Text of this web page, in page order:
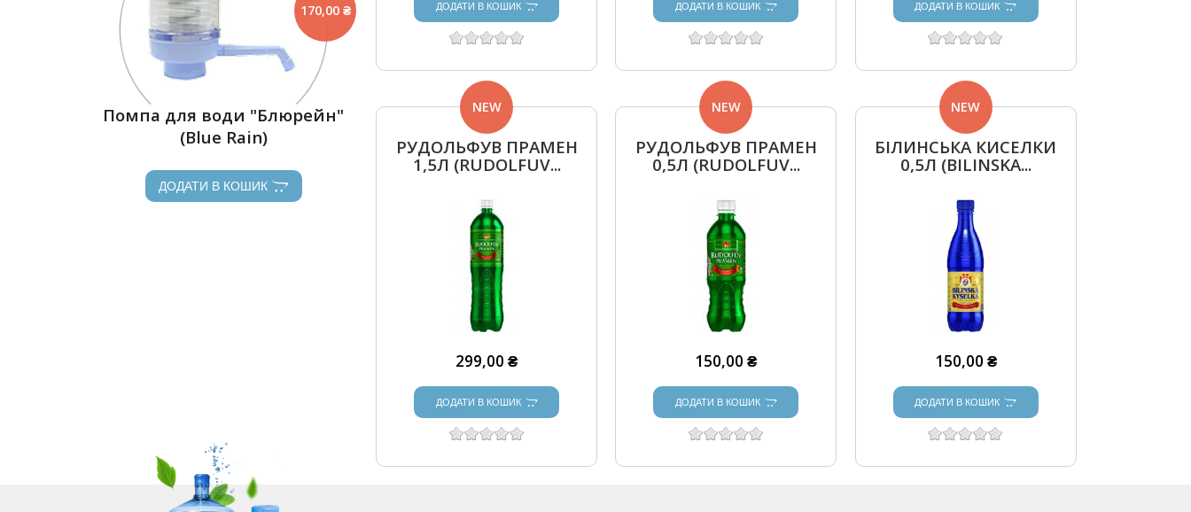
170,00 ₴
Помпа для води "Блюрейн"
(Blue Rain)
ДОДАТИ В КОШИК
ДОДАТИ В КОШИК ДОДАТИ В КОШИК ДОДАТИ В КОШИК
РУДОЛЬФУВ ПРАМЕН
1,5Л (RUDOLFUV...
NEW
299,00 ₴
ДОДАТИ В КОШИК
РУДОЛЬФУВ ПРАМЕН
0,5Л (RUDOLFUV...
NEW
150,00 ₴
ДОДАТИ В КОШИК
БІЛИНСЬКА КИСЕЛКИ
0,5Л (BILINSKA...
NEW
150,00 ₴
ДОДАТИ В КОШИК